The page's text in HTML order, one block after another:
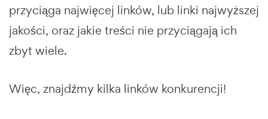
przyciąga najwięcej linków, lub linki najwyższej
jakości, oraz jakie treści nie przyciągają ich
zbyt wiele.
Więc, znajdźmy kilka linków konkurencji!